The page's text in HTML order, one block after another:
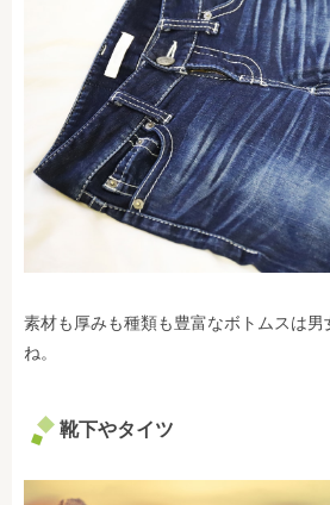
素材も厚みも種類も豊富なボトムスは男
ね。
靴下やタイツ